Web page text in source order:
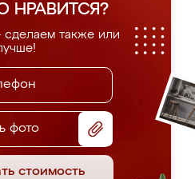
НРАВИТСЯ?
сделаем также или
фото
стоимость